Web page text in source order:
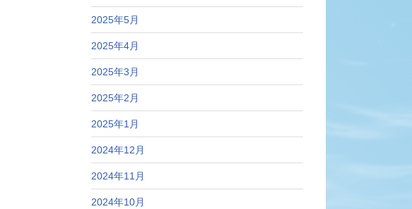
2025年5月
2025年4月
2025年3月
2025年2月
2025年1月
2024年12月
2024年11月
2024年10月